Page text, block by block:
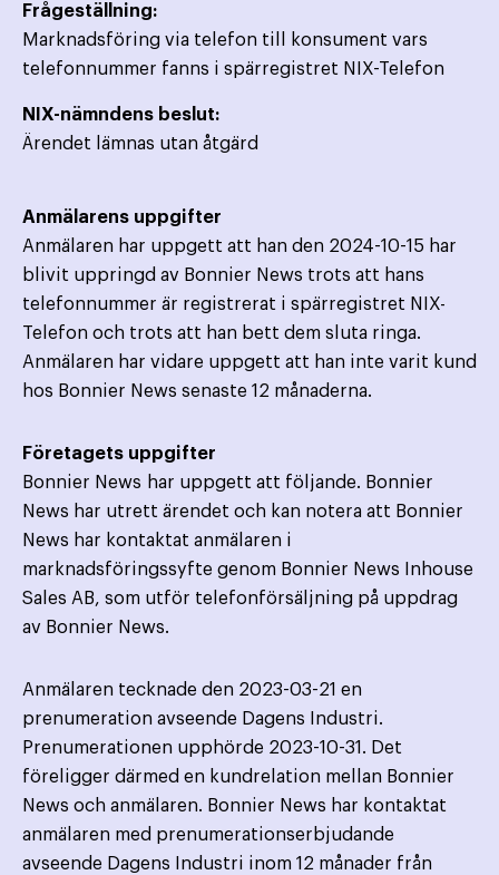
Frågeställning:
Marknadsföring via telefon till konsument vars
telefonnummer fanns i spärregistret NIX-Telefon
NIX-nämndens beslut:
Ärendet lämnas utan åtgärd
Anmälarens uppgifter
Anmälaren har uppgett att han den 2024-10-15 har
blivit uppringd av Bonnier News trots att hans
telefonnummer är registrerat i spärregistret NIX-
Telefon och trots att han bett dem sluta ringa.
Anmälaren har vidare uppgett att han inte varit kund
hos Bonnier News senaste 12 månaderna.
Företagets uppgifter
Bonnier News har uppgett att följande. Bonnier
News har utrett ärendet och kan notera att Bonnier
News har kontaktat anmälaren i
marknadsföringssyfte genom Bonnier News Inhouse
Sales AB, som utför telefonförsäljning på uppdrag
av Bonnier News.
Anmälaren tecknade den 2023-03-21 en
prenumeration avseende Dagens Industri.
Prenumerationen upphörde 2023-10-31. Det
föreligger därmed en kundrelation mellan Bonnier
News och anmälaren. Bonnier News har kontaktat
anmälaren med prenumerationserbjudande
avseende Dagens Industri inom 12 månader från